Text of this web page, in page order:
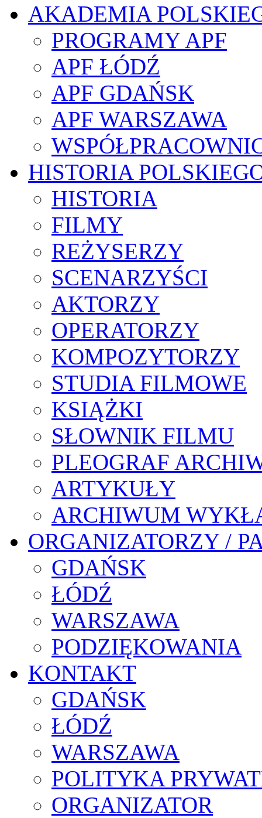
AKADEMIA
PROGRAMY APF
APF ŁÓDŹ
APF GDAŃSK
APF WARSZAWA
HISTORIA
HISTORIA
FILMY
REŻYSERZY
SCENARZYŚCI
AKTORZY
OPERATORZY
KOMPOZYTORZY
STUDIA FILMOWE
KSIĄŻKI
SŁOWNIK FILMU
PLEOGRAF
ARTYKUŁY
ARCHIWUM
ORGANIZATORZY /
GDAŃSK
ŁÓDŹ
WARSZAWA
PODZIĘKOWANIA
KONTAKT
GDAŃSK
ŁÓDŹ
WARSZAWA
POLITYKA
ORGANIZATOR